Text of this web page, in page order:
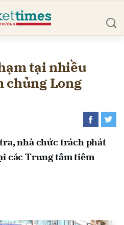
tại nhiều
chủng Long
nhà chức trách phát
các Trung tâm tiêm
Hủy